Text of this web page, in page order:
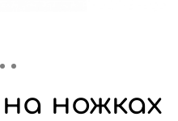
ножках